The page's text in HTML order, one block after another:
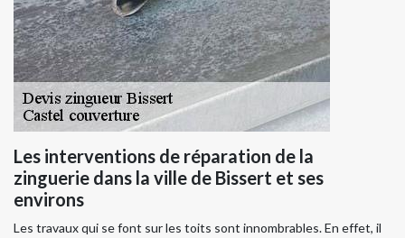
Les interventions de réparation de la
zinguerie dans la ville de Bissert et ses
environs
Les travaux qui se font sur les toits sont innombrables. En effet, il